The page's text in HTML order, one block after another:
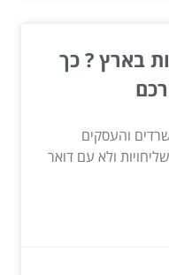
בארץ ? כך
והעסקים
ולא עם דואר